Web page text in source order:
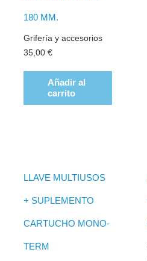
180 MM.
Grifería y accesorios
35,00€
Añadir al
carrito
LLAVE MULTIUSOS
+ SUPLEMENTO
CARTUCHO MONO-
TERM